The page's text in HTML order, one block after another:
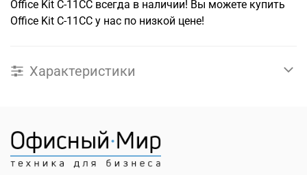
Office Kit C-11CC всегда в наличии! Вы можете купить
Office Kit C-11CC у нас по низкой цене!
Характеристики